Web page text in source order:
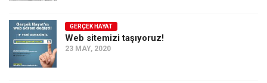
Sağlık
Gıda-Beslenme
GERÇEK HAYAT
Web sitemizi taşıyoruz!
23 MAY, 2020